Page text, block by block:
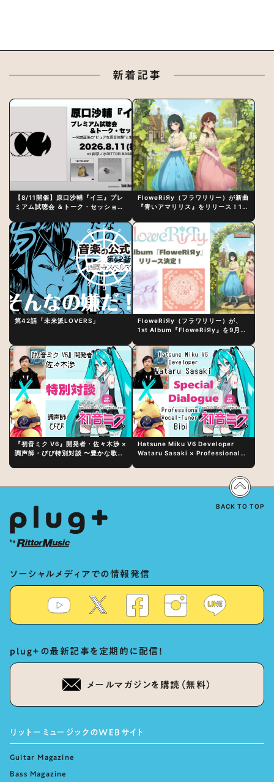
新着記事
【8/11開催】原口沙輔『イ三』プレ
ミアム試聴会 ＆トーク・セッション
制作秘話
FloweRiЯy（フラワリリー）が新曲
『青いアマリリス』をリリース！1st
第42話「未来派LOVERS」
FloweRiЯy（フラワリリー）が、
1st Album『FloweRiЯy』を9月23
『初音ミク V6』開発者・佐々木渉 ×
調声師・びび特別対談 〜豊かな歌声
Hatsune Miku V6 Developer
Wataru Sasaki × Professional
Vocal Expression Lies in “Love
for the singing characters” and
ソーシャルメディアでの情報発信
plug+の最新記事を定期的に配信！
メールマガジンを購読（無料）
リットーミュージックのWEBサイト
Guitar Magazine
Bass Magazine
BACK TO TOP